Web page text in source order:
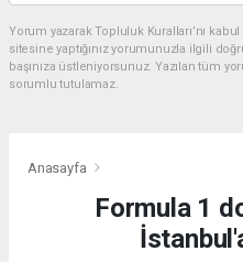
Yorum yazarak Topluluk Kuralları’nı
sitesine yaptığınız yorumunuzla ilgili
başınıza üstleniyorsunuz. Yazılan tüm
sorumlu tutulamaz.
Anasayfa
Formula 1